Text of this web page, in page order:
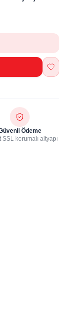
Ödeme
SSL korumalı altyapı